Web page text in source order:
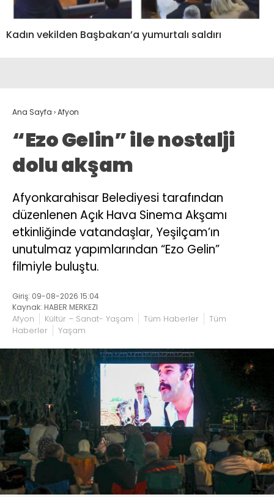
Kadın vekilden Başbakan’a yumurtalı saldırı
Ana Sayfa ›Afyon
“Ezo Gelin” ile nostalji
dolu akşam
Afyonkarahisar Belediyesi tarafından
düzenlenen Açık Hava Sinema Akşamı
etkinliğinde vatandaşlar, Yeşilçam’ın
unutulmaz yapımlarından “Ezo Gelin”
filmiyle buluştu.
Giriş: 09-08-2026 15:04
Kaynak: HABER MERKEZI
Afyon Kültür – Sanat- Yaşam Tüm Haberler
Tüm
Haberler
Yaşam